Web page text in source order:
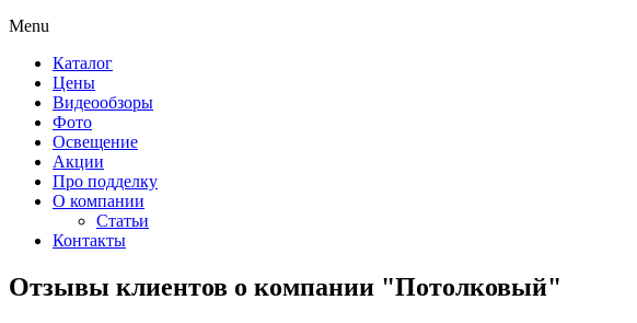
Menu
Каталог
Цены
Видеообзоры
Фото
Освещение
Акции
Про подделку
О компании
Статьи
Контакты
Отзывы клиентов о компании "Потолковый"